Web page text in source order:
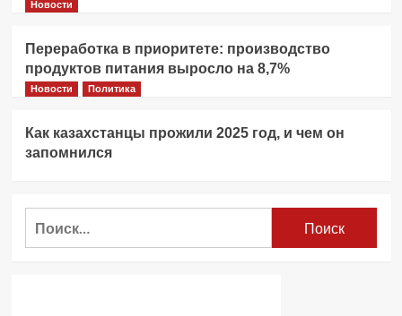
Новости
Переработка в приоритете: производство
продуктов питания выросло на 8,7%
Новости Политика
Как казахстанцы прожили 2025 год, и чем он
запомнился